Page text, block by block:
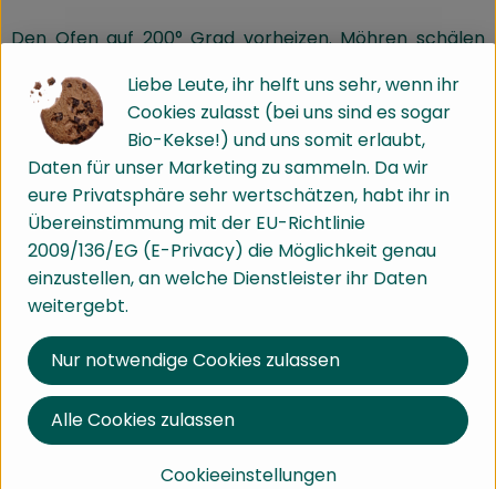
Den Ofen auf 200° Grad vorheizen. Möhren schälen
die Rübe der Länge nach halbieren oder vierteln. In
5cm lange Sticks schneiden.
Die Möhrensticks auf einem Backblech verteilen und
mit 3EL Olivenöl überträufeln. Salzen und pfeffern,
dann für 25-30 Minuten in den Backofen.
In der Zwischenzeit Feta kleinbröseln und Koriander-
Blätter fein hacken. Nach der Backzeit die Sticks in
eine Schüssel geben und mit dem Feta und der
Koriander vermengen und mit dem restlichen Olivenöl
übergießen.
Dazu schmecken sehr gut knusprig gebratene Falafel
und zum Dippen vielleicht noch einen Kräuter-Quark
Liebe Leute, ihr helft uns sehr, wenn ihr
Cookies zulasst (bei uns sind es sogar
Bio-Kekse!) und uns somit erlaubt,
Daten für unser Marketing zu sammeln. Da wir
eure Privatsphäre sehr wertschätzen, habt ihr in
Übereinstimmung mit der EU-Richtlinie
2009/136/EG (E-Privacy) die Möglichkeit genau
einzustellen, an welche Dienstleister ihr Daten
weitergebt.
Cookieeinstellungen
Nur notwendige Cookies zulassen
Alle Cookies zulassen